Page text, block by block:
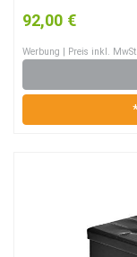
kg
92,00 €
Werbung | Preis inkl.